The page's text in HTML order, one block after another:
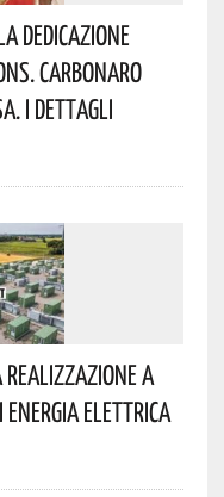
Dedicazione
Carbonaro
I Dettagli
A
Energia Elettrica